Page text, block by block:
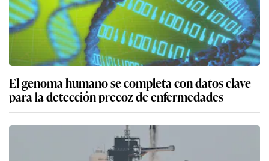
El genoma humano se completa con datos clave
para la detección precoz de enfermedades